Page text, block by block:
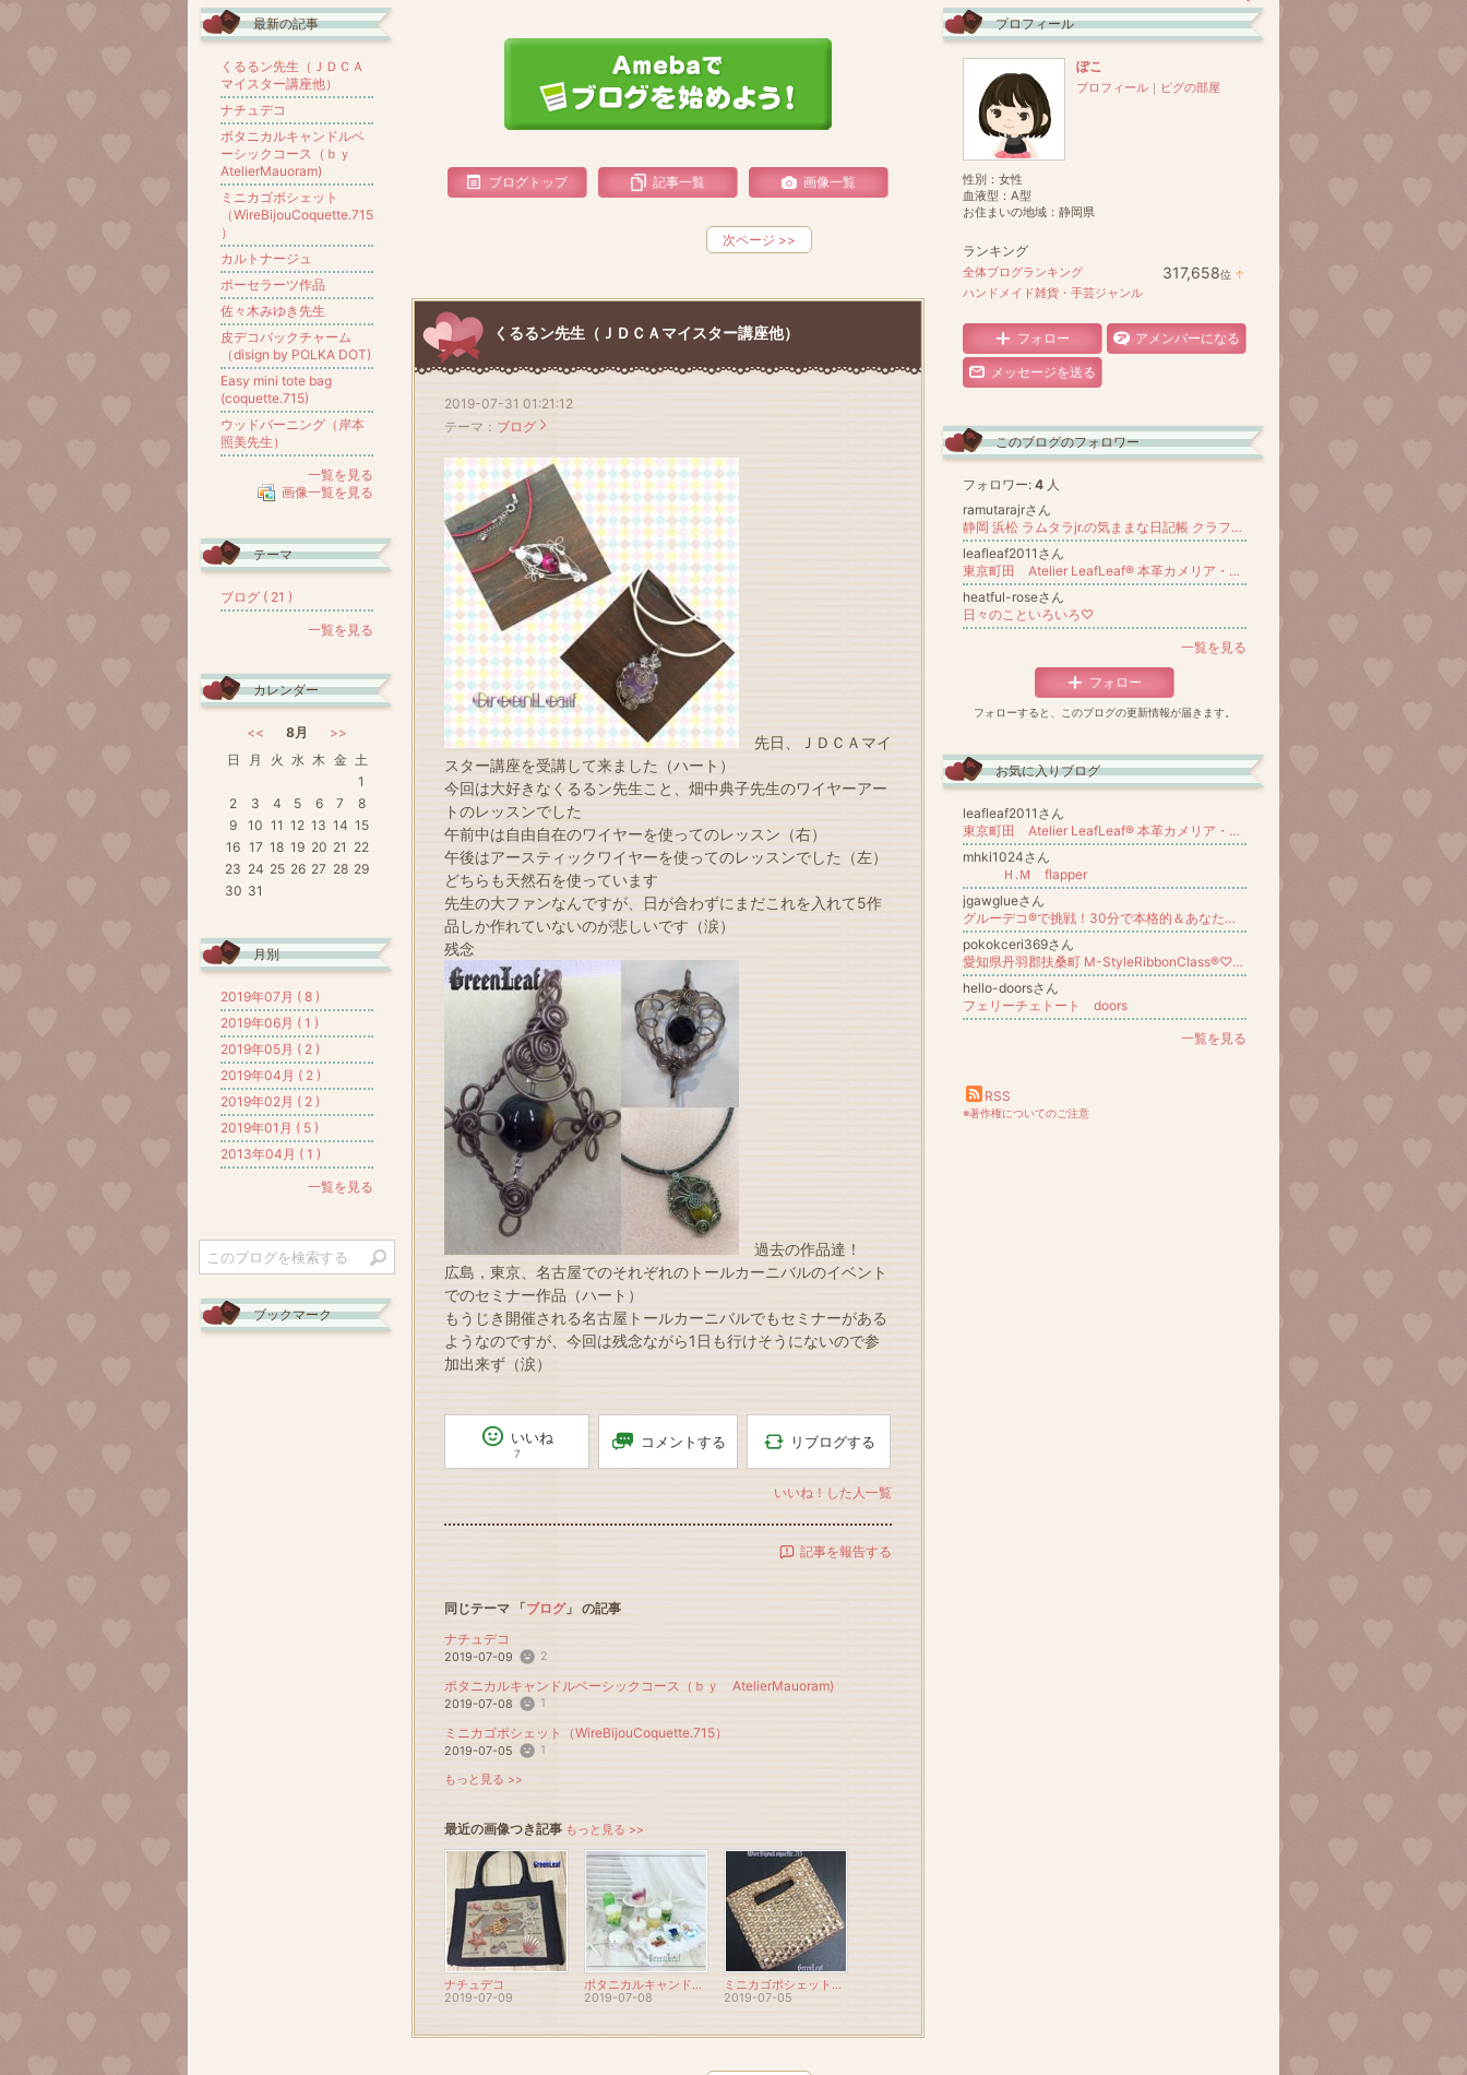
ブログトップ 記事一覧 画像一覧
次ページ >>
くるるン先生（ＪＤＣＡマイスター講座他）
2019-07-31 01:21:12
テーマ： ブログ
先日、ＪＤＣＡマイ
スター講座を受講して来ました（ハート）
今回は大好きなくるるン先生こと、畑中典子先生のワイヤーアー
トのレッスンでした
午前中は自由自在のワイヤーを使ってのレッスン（右）
午後はアースティックワイヤーを使ってのレッスンでした（左）
どちらも天然石を使っています
先生の大ファンなんですが、日が合わずにまだこれを入れて5作
品しか作れていないのが悲しいです（涙）
残念
過去の作品達！
広島，東京、名古屋でのそれぞれのトールカーニバルのイベント
でのセミナー作品（ハート）
もうじき開催される名古屋トールカーニバルでもセミナーがある
ようなのですが、今回は残念ながら1日も行けそうにないので参
加出来ず（涙）
いいね
7
コメントする リブログする
いいね！した人一覧
記事を報告する
同じテーマ 「ブログ」 の記事
ナチュデコ
2019-07-09 2
ポタニカルキャンドルベーシックコース（ｂｙ AtelierMauoram)
2019-07-08 1
ミニカゴポシェット（WireBijouCoquette.715）
2019-07-05 1
もっと見る >>
最近の画像つき記事 もっと見る >>
ナチュデコ
2019-07-09
ポタニカルキャンドルベーシックコース（ｂｙ AtelierMauoram)
2019-07-08
ミニカゴポシェット（WireBijouCoquette.715）
2019-07-05
プロフィール
ぽこ
プロフィール ｜ ピグの部屋
性別： 女性
血液型： A型
お住まいの地域： 静岡県
ランキング
全体ブログランキング 317,658位 ↑
ン
ハンドメイド雑貨・手芸ジャンル
フォロー アメンバーになる
メッセージを送る
このブログのフォロワー
フォロワー: 4 人
ramutarajrさん
静岡 浜松 ラムタラjr.の気ままな日記帳 クラフトバンド フェリーチェトート
leafleaf2011さん
東京町田 Atelier LeafLeaf®︎ 本革カメリア・タッセル・バングル認定講座本部
heatful-roseさん
日々のこといろいろ♡
一覧を見る
フォロー
フォローすると、このブログの更新情報が届きます。
お気に入りブログ
leafleaf2011さん
東京町田 Atelier LeafLeaf®︎ 本革カメリア・タッセル・バングル認定講座本部
mhki1024さん
Ｈ.Ｍ flapper
jgawglueさん
グルーデコ®︎で挑戦！30分で本格的＆あなた好みのアクセサリーを☆日本グルーデコ協会公式ブログ
pokokceri369さん
愛知県丹羽郡扶桑町 M-StyleRibbonClass®︎♡オリジナルリボンリース♡リボン&デコワーク pokok ceri(ポコッチェリ)
hello-doorsさん
フェリーチェトート doors
一覧を見る
RSS
※著作権についてのご注意
最新の記事
くるるン先生（ＪＤＣＡ
マイスター講座他）
ナチュデコ
ポタニカルキャンドルベ
ーシックコース（ｂｙ
AtelierMauoram)
ミニカゴポシェット
（WireBijouCoquette.715
）
カルトナージュ
ポーセラーツ作品
佐々木みゆき先生
皮デコバックチャーム
（disign by POLKA DOT)
Easy mini tote bag
(coquette.715)
ウッドバーニング（岸本
照美先生）
一覧を見る
画像一覧を見る
テーマ
ブログ ( 21 )
一覧を見る
カレンダー
<< 8月
>>
日
月 火 水 木 金 土
1
2
3 4 5 6 7
8
9
10 11 12 13 14 15
16 17 18 19 20 21 22
23 24 25 26 27 28 29
30 31
月別
2019年07月 ( 8 )
2019年06月 ( 1 )
2019年05月 ( 2 )
2019年04月 ( 2 )
2019年02月 ( 2 )
2019年01月 ( 5 )
2013年04月 ( 1 )
一覧を見る
ブックマーク